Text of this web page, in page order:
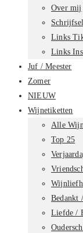
Over mij
Links
Links
Juf / Meester
Zomer
NIEUW
Wijnetiketten
Alle
Top 25
Bedankt
Liefde /